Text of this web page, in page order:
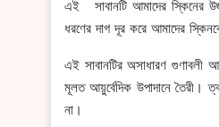
এই সাবানটি আমাদের স্কিনের
ধরণের দাগ দূর করে আমাদের
এই সাবানটির অসাধারণ গুণাবলী
মূলত আয়ুর্বেদিক উপাদানে তৈরী।
না।